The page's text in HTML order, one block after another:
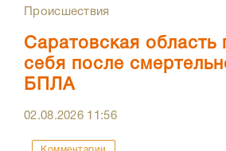
Происшествия
Саратовская область
себя после
БПЛА
02.08.2026 11:56